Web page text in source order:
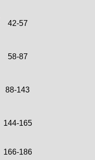
42-57
58-87
88-143
144-165
166-186